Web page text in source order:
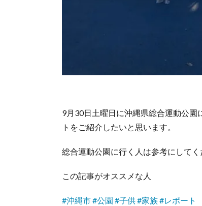
9月30日土曜日に沖縄県総合運動公
トをご紹介したいと思います。
総合運動公園に行く人は参考にしてく
この記事がオススメな人
#沖縄市#公園 #子供#家族#レポート